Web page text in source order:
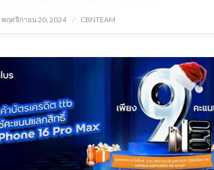
Posted
พฤศจิกายน 20, 2024 CBNTEAM